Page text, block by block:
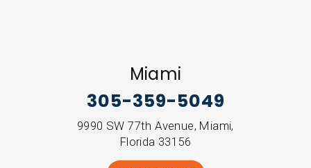
Miami
305-359-5049
9990 SW 77th Avenue, Miami,
Florida 33156